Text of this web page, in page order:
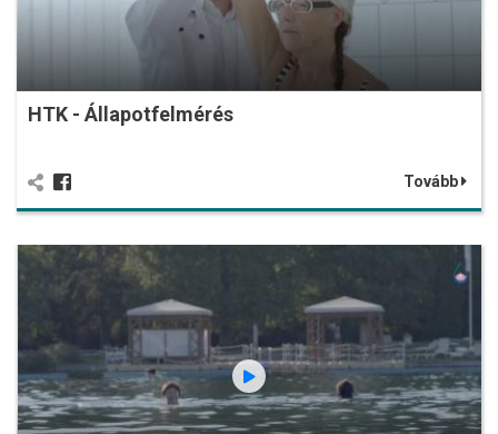
HTK - Állapotfelmérés
Tovább